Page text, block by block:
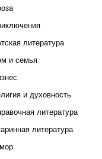
литература
и семья
и духовность
литература
литература